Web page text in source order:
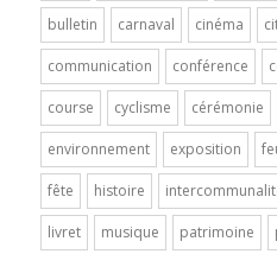
bulletin carnaval cinéma
communication conférence
course cyclisme cérémonie
environnement exposition
fête histoire
livret musique patrimoine